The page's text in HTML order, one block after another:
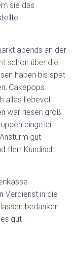
sie das
abends an der
schon über die
haben bis spät
Cakepops
alles liebevoll
war riesen groß.
eingeteilt
gut
Herr Kundisch
Verdienst in die
bedanken
gut